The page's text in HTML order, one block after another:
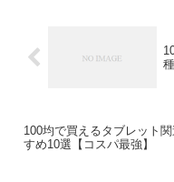
100均で買えるタブレット
すめ10選【コスパ最強】